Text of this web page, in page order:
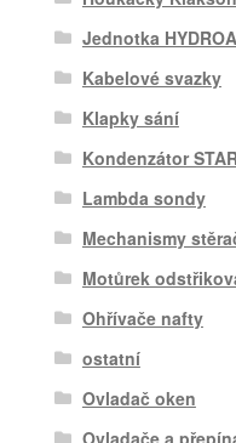
Jednotka
Kabelové svazky
Klapky sání
Kondenzátor
Lambda sondy
Mechanismy
Motůrek
Ohřívače nafty
ostatní
Ovladač oken